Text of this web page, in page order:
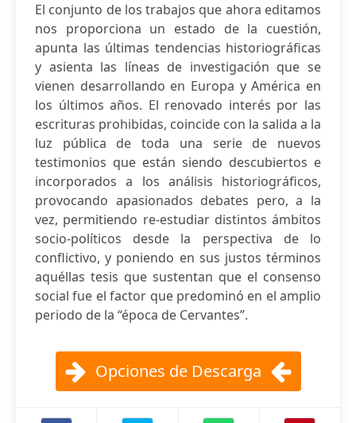
El conjunto de los trabajos que ahora editamos
nos proporciona un estado de la cuestión,
apunta las últimas tendencias historiográficas
y asienta las líneas de investigación que se
vienen desarrollando en Europa y América en
los últimos años. El renovado interés por las
escrituras prohibidas, coincide con la salida a la
luz pública de toda una serie de nuevos
testimonios que están siendo descubiertos e
incorporados a los análisis historiográficos,
provocando apasionados debates pero, a la
vez, permitiendo re-estudiar distintos ámbitos
socio-políticos desde la perspectiva de lo
conflictivo, y poniendo en sus justos términos
aquéllas tesis que sustentan que el consenso
social fue el factor que predominó en el amplio
periodo de la “época de Cervantes”.
Opciones de Descarga